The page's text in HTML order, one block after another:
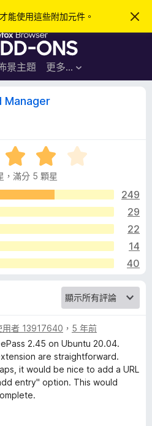
才能使用這些附加元件。
忽
此
F
r
e
覽
器
附
加
件
景主題 更多…
登入
Manager
，滿分 5 顆星
249
29
22
14
40
者 13917640 ， 5 年前
2.45 on Ubuntu 20.04.
are straightforward.
it would be nice to add a URL
entry" option. This would